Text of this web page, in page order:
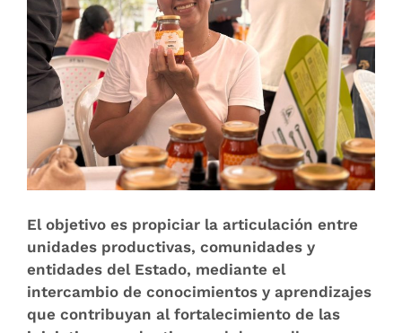
El objetivo es propiciar la articulación entre
unidades productivas, comunidades y
entidades del Estado, mediante el
intercambio de conocimientos y aprendizajes
que contribuyan al fortalecimiento de las